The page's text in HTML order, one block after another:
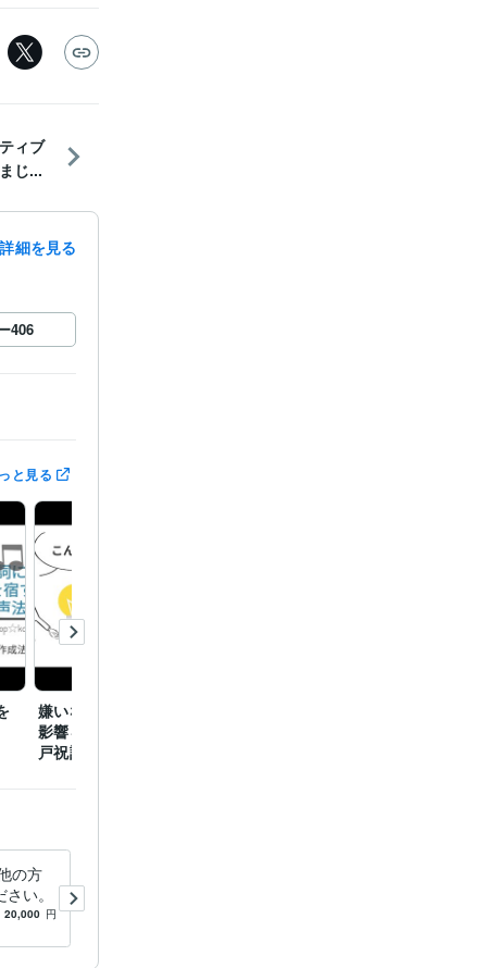
ィブ
じ...
細を見る
406
と見る
嫌いな人から想われる悪
影響を無力化する「天岩
戸祝詞」
の方
い。
20,000 円